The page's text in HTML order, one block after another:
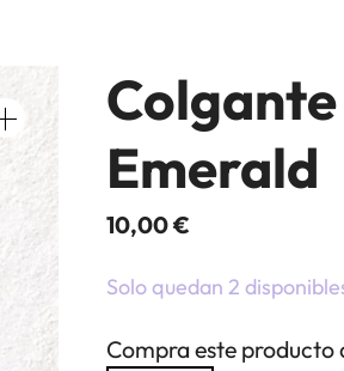
Colgante
Emerald
10,00€
Solo quedan 2
Compra este